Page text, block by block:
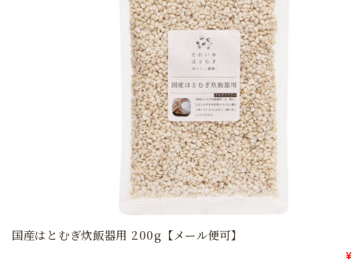
国産はとむぎ炊飯器用 200g【メール便可】